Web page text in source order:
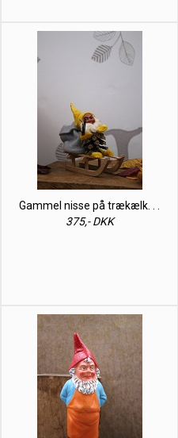
Gammel nisse på trækælk. . .
375,- DKK